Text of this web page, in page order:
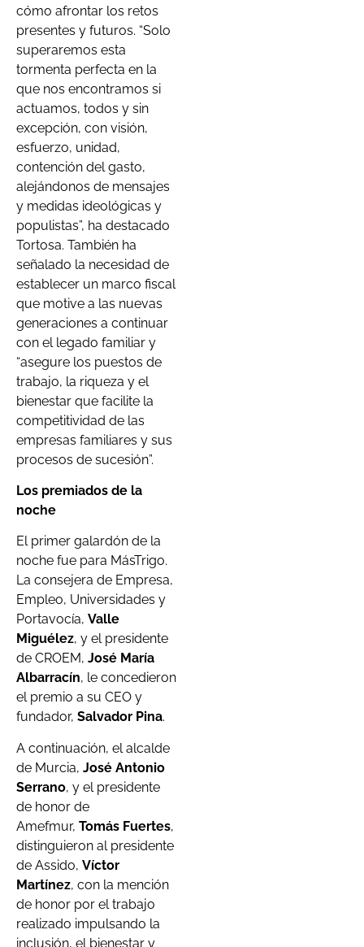
cómo afrontar los retos
presentes y futuros. “Solo
superaremos esta
tormenta perfecta en la
que nos encontramos si
actuamos, todos y sin
excepción, con visión,
esfuerzo, unidad,
contención del gasto,
alejándonos de mensajes
y medidas ideológicas y
populistas”, ha destacado
Tortosa. También ha
señalado la necesidad de
establecer un marco fiscal
que motive a las nuevas
generaciones a continuar
con el legado familiar y
“asegure los puestos de
trabajo, la riqueza y el
bienestar que facilite la
competitividad de las
empresas familiares y sus
procesos de sucesión”.
Los premiados de la
noche
El primer galardón de la
noche fue para MásTrigo.
La consejera de Empresa,
Empleo, Universidades y
Portavocía, Valle
Miguélez, y el presidente
de CROEM, José María
Albarracín, le concedieron
el premio a su CEO y
fundador, Salvador Pina.
A continuación, el alcalde
de Murcia, José Antonio
Serrano, y el presidente
de honor de
Amefmur, Tomás Fuertes,
distinguieron al presidente
de Assido, Víctor
Martínez, con la mención
de honor por el trabajo
realizado impulsando la
inclusión, el bienestar y